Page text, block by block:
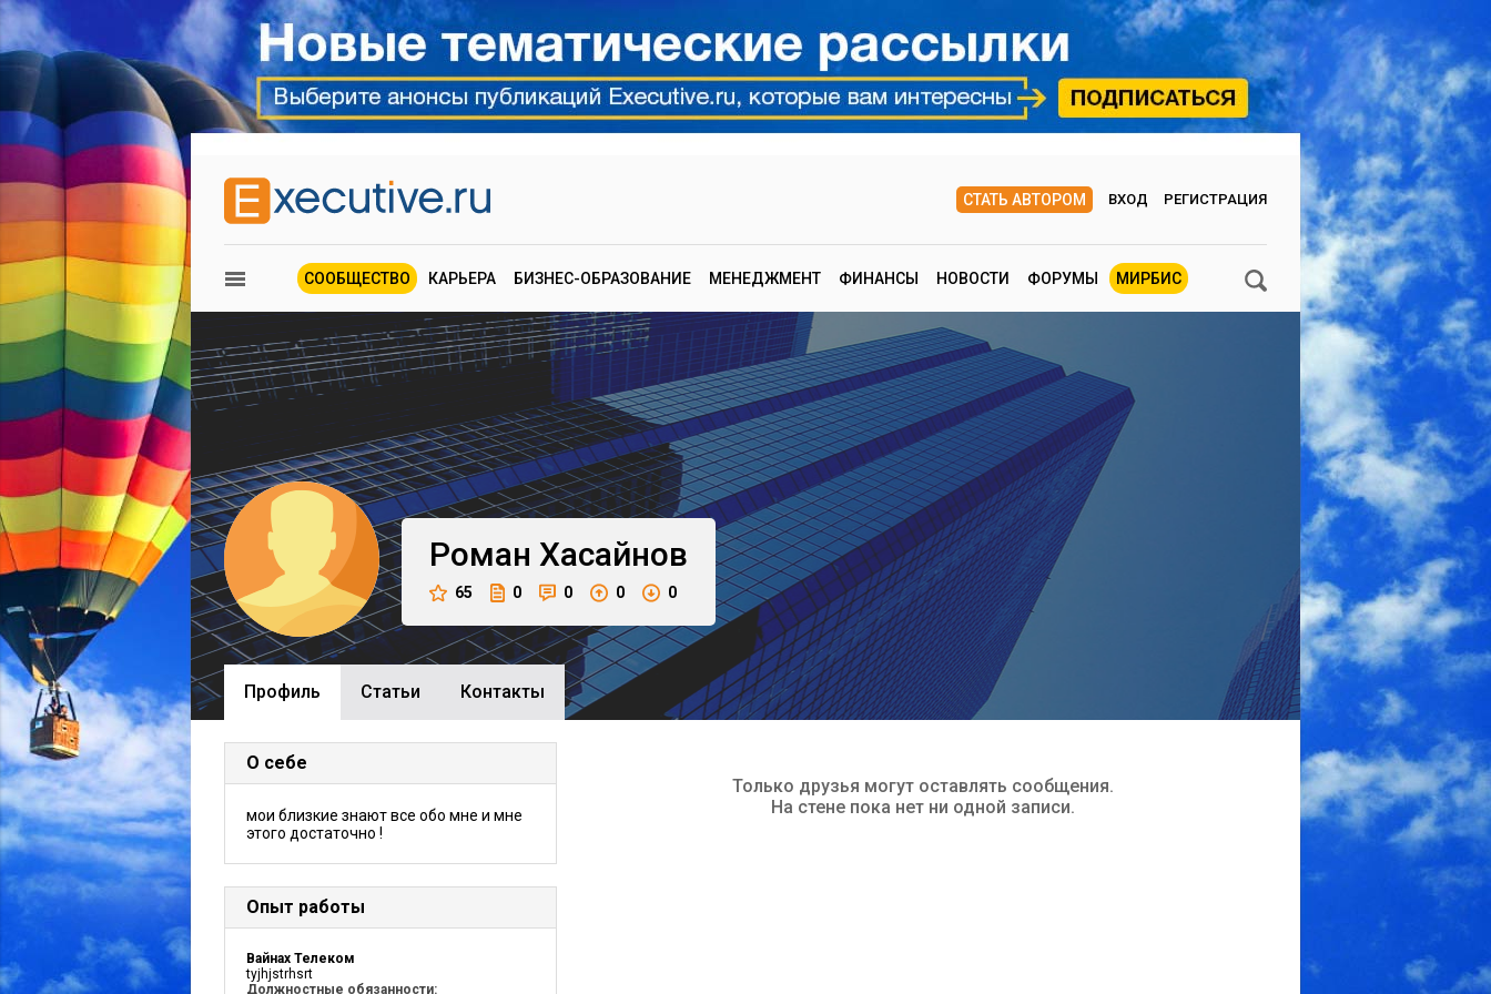
СТАТЬ АВТОРОМ ВХОД РЕГИСТРАЦИЯ
СООБЩЕСТВО КАРЬЕРА БИЗНЕС-ОБРАЗОВАНИЕ МЕНЕДЖМЕНТ ФИНАНСЫ НОВОСТИ ФОРУМЫ МИРБИС
Роман Хасайнов
65 0 0 0 0
Профиль Cтатьи Контакты
О себе
мои близкие знают все обо мне и мне
этого достаточно !
Опыт работы
Вайнах Телеком
tyjhjstrhsrt
Должностные обязанности:
Только друзья могут оставлять сообщения.
На стене пока нет ни одной записи.